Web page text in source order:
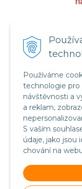
Používáme
technologie pro
návštěvnosti a
a reklam,
S vaším
údaje, jako jsou
chování na
Certifikát
Food Safety